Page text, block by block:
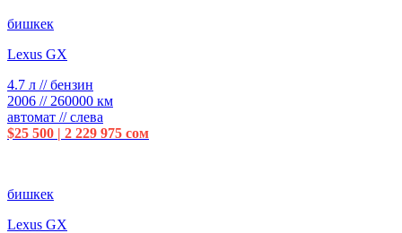
бишкек
Lexus GX
4.7 л // бензин
2006 // 260000 км
автомат // слева
$25 500 | 2 229 975 сом
бишкек
Lexus GX